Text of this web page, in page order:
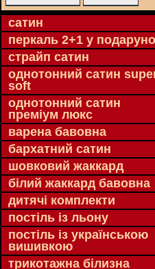
cатин
перкаль 2+1 у
страйп сатин
однотонний сатин
soft
однотонний сатин
преміум люкс
варена бавовна
бархатний сатин
шовковий жаккард
білий жаккард бавовна
дитячі комплекти
постіль із льону
постіль із українською
вишивкою
трикотажна білизна